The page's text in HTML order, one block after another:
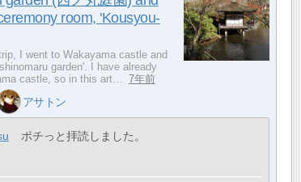
room, 'Kousyou-
I went to Wakayama castle and
garden'. I have already
castle, so in this art… 7年前
アサトン
ポチっと拝読しました。